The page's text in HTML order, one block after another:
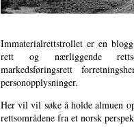
Immaterialrettstrollet er en
rett og nærliggende
markedsføringsrett
person­opplysninger.
Her vil vil søke å holde almuen
rettsområdene fra et norsk